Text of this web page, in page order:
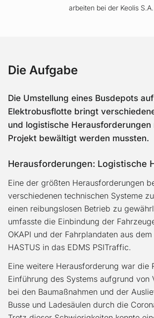
arbeiten bei der Keolis S.A.
Die Aufgabe
Die Umstellung eines Busdepots
Elektrobusflotte bringt
und logistische Herausforderungen
Projekt bewältigt werden mussten.
Herausforderungen: Logistische
Eine der größten Herausforderungen
verschiedenen technischen Systeme
einen reibungslosen Betrieb zu
umfasste die Einbindung der
OKAPI und der Fahrplandaten aus dem
HASTUS in das EDMS PSITraffic.
Eine weitere Herausforderung war die
Einführung des Systems aufgrund von
bei den Baumaßnahmen und der
Busse und Ladesäulen durch die